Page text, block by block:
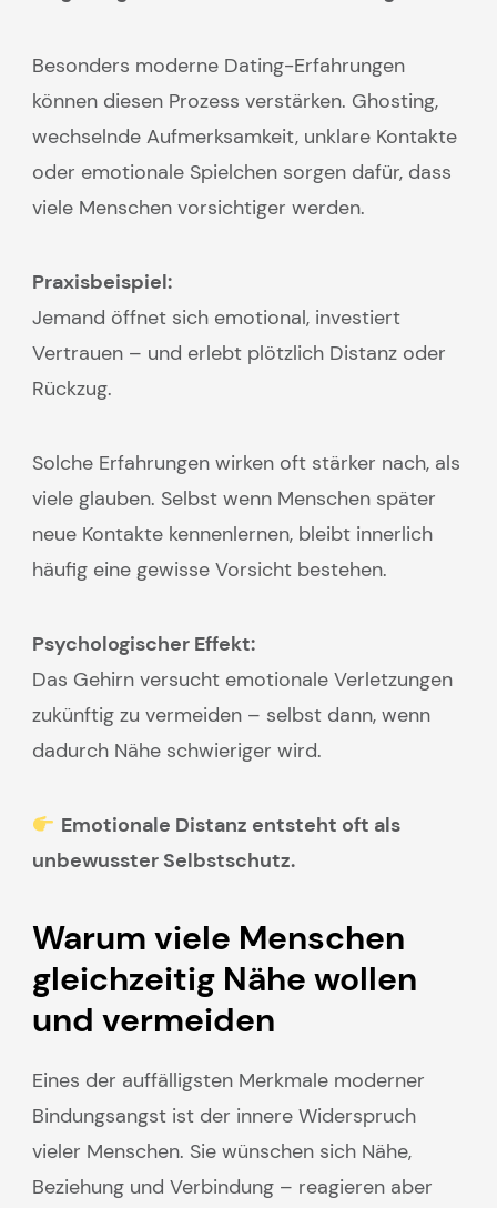
Besonders moderne Dating-Erfahrungen
können diesen Prozess verstärken. Ghosting,
wechselnde Aufmerksamkeit, unklare Kontakte
oder emotionale Spielchen sorgen dafür, dass
viele Menschen vorsichtiger werden.
Praxisbeispiel:
Jemand öffnet sich emotional, investiert
Vertrauen – und erlebt plötzlich Distanz oder
Rückzug.
Solche Erfahrungen wirken oft stärker nach, als
viele glauben. Selbst wenn Menschen später
neue Kontakte kennenlernen, bleibt innerlich
häufig eine gewisse Vorsicht bestehen.
Psychologischer Effekt:
Das Gehirn versucht emotionale Verletzungen
zukünftig zu vermeiden – selbst dann, wenn
dadurch Nähe schwieriger wird.
Emotionale Distanz entsteht oft als
unbewusster Selbstschutz.
Warum viele Menschen
gleichzeitig Nähe wollen
und vermeiden
Eines der auffälligsten Merkmale moderner
Bindungsangst ist der innere Widerspruch
vieler Menschen. Sie wünschen sich Nähe,
Beziehung und Verbindung – reagieren aber